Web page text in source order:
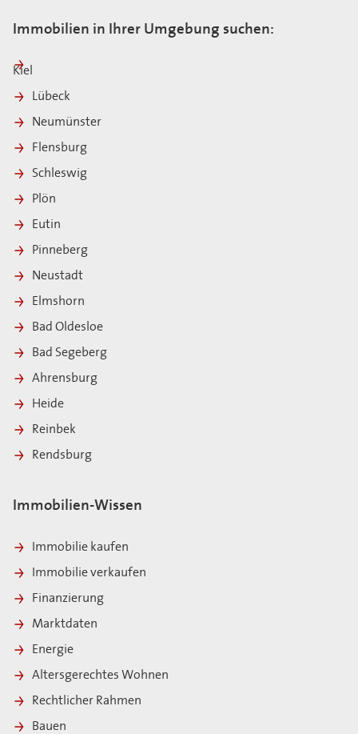
Immobilien in Ihrer Umgebung suchen:
Kiel
Lübeck
Neumünster
Flensburg
Schleswig
Plön
Eutin
Pinneberg
Neustadt
Elmshorn
Bad Oldesloe
Bad Segeberg
Ahrensburg
Heide
Reinbek
Rendsburg
Immobilien-Wissen
Immobilie kaufen
Immobilie verkaufen
Finanzierung
Marktdaten
Energie
Altersgerechtes Wohnen
Rechtlicher Rahmen
Bauen